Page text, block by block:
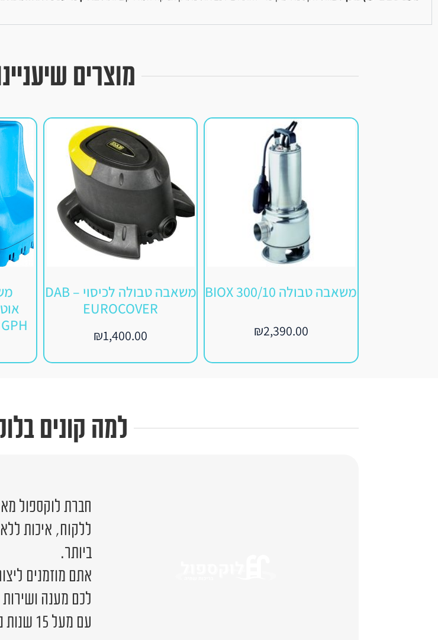
מוצרים
משאבה טבולה 300/10 BIOX
₪2,390.00
משאבה טבולה לכיסוי – DAB
EUROCOVER
₪1,400.00
למה קונים
חברת לוקספול
ללקוח, איכות
ביותר.
אתם מוזמנים
לכם מענה
עם מעל 15 שנות ניסיון בתחום, אנחנו כאן לשירותכם.